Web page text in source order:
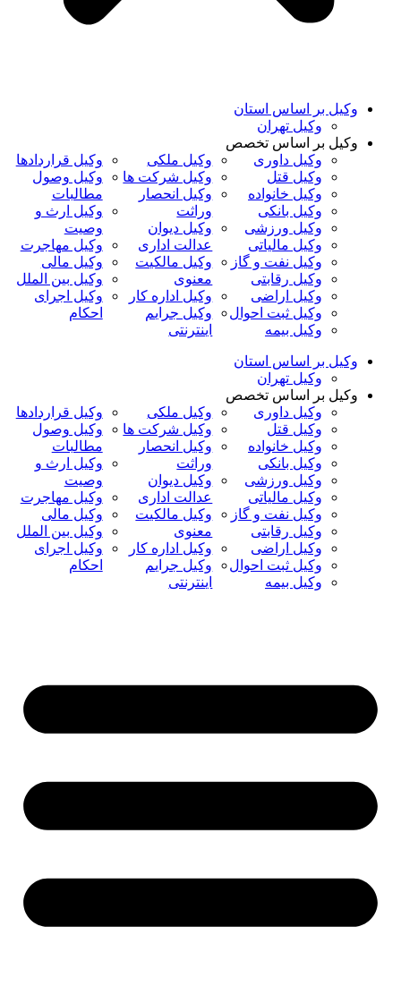
وکیل بر اساس استان
وکیل تهران
وکیل بر اساس تخصص
وکیل داوری
وکیل قتل
وکیل خانواده
وکیل بانکی
وکیل ورزشی
وکیل مالیاتی
وکیل نفت و گاز
وکیل رقابتی
وکیل اراضی
وکیل ثبت احوال
وکیل بیمه
وکیل ملکی
وکیل شرکت ها
وکیل انحصار
وراثت
وکیل دیوان
عدالت اداری
وکیل مالکیت
معنوی
وکیل اداره کار
وکیل جرایم
اینترنتی
وکیل قراردادها
وکیل وصول
مطالبات
وکیل ارث و
وصیت
وکیل مهاجرت
وکیل مالی
وکیل بین الملل
وکیل اجرای
احکام
وکیل بر اساس استان
وکیل تهران
وکیل بر اساس تخصص
وکیل داوری
وکیل قتل
وکیل خانواده
وکیل بانکی
وکیل ورزشی
وکیل مالیاتی
وکیل نفت و گاز
وکیل رقابتی
وکیل اراضی
وکیل ثبت احوال
وکیل بیمه
وکیل ملکی
وکیل شرکت ها
وکیل انحصار
وراثت
وکیل دیوان
عدالت اداری
وکیل مالکیت
معنوی
وکیل اداره کار
وکیل جرایم
اینترنتی
وکیل قراردادها
وکیل وصول
مطالبات
وکیل ارث و
وصیت
وکیل مهاجرت
وکیل مالی
وکیل بین الملل
وکیل اجرای
احکام